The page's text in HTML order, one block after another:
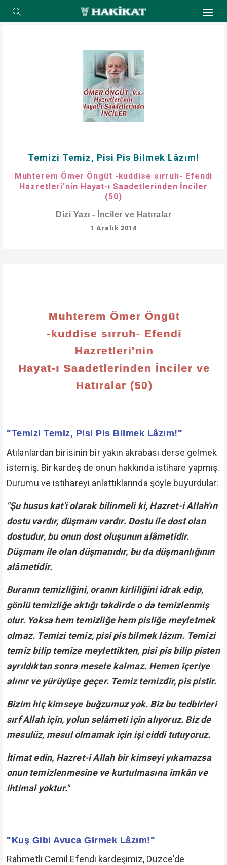
Temizi Temiz, Pisi Pis Bilmek Lâzım!
Muhterem Ömer Öngüt -kuddise sırruh- Efendi
Hazretleri'nin Hayat-ı Saadetlerinden İnciler
(50)
Dizi Yazı - İnciler ve Hatıralar
1 Aralık 2014
Muhterem Ömer Öngüt
-kuddise sırruh- Efendi
Hazretleri'nin
Hayat-ı Saadetlerinden İnciler ve
Hatıralar (50)
"Temizi Temiz, Pisi Pis Bilmek Lâzım!"
Atılanlardan birisinin bir yakın akrabası derse gelmek
istemiş. Bir kardeş de onun hakkında istihare yapmış.
Durumu ve istihareyi anlattıklarında şöyle buyurdular:
"Şu husus kat'i olarak bilinmeli ki, Hazret-i Allah'ın
dostu vardır, düşmanı vardır. Dostu ile dost olan
dostudur, bu onun dost oluşunun alâmetidir.
Düşmanı ile olan düşmanıdır, bu da düşmanlığının
alâmetidir.
Buranın temizliğini, oranın kirliliğini idrak edip,
gönlü temizliğe aktığı takdirde o da temizlenmiş
olur. Yoksa hem temizliğe hem pisliğe meyletmek
olmaz. Temizi temiz, pisi pis bilmek lâzım. Temizi
temiz bilip temize meylettikten, pisi pis bilip pisten
ayrıldıktan sonra mesele kalmaz. Hemen içeriye
alınır ve yürüyüşe geçer. Temiz temizdir, pis pistir.
Bizim hiç kimseye buğzumuz yok. Biz bu tedbirleri
sırf Allah için, yolun selâmeti için alıyoruz. Biz de
mesulüz, mesul olmamak için işi ciddi tutuyoruz.
İtimat edin, Hazret-i Allah bir kimseyi yıkamazsa
onun temizlenmesine ve kurtulmasına imkân ve
ihtimal yoktur."
"Kuş Gibi Avuca Girmek Lâzım!"
Rahmetli Cemil Efendi kardeşimiz, Düzce'de